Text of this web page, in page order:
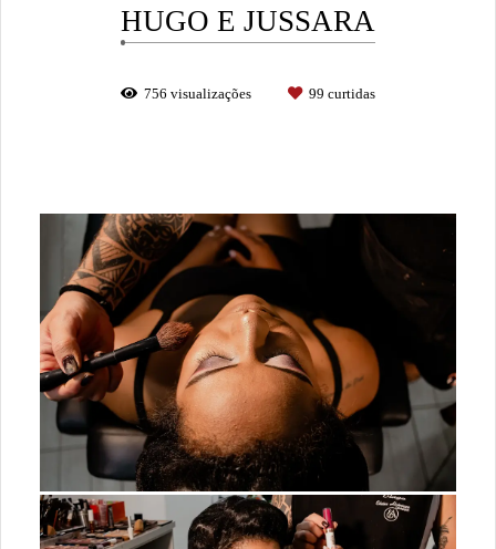
HUGO E JUSSARA
756 visualizações 99 curtidas